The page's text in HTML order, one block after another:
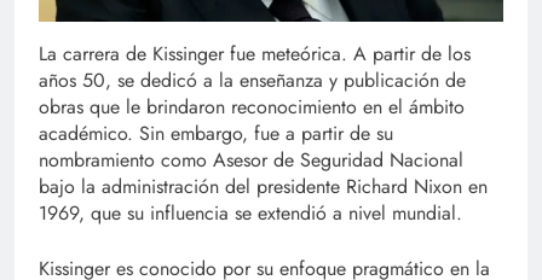
La carrera de Kissinger fue meteórica. A partir de los
años 50, se dedicó a la enseñanza y publicación de
obras que le brindaron reconocimiento en el ámbito
académico. Sin embargo, fue a partir de su
nombramiento como Asesor de Seguridad Nacional
bajo la administración del presidente Richard Nixon en
1969, que su influencia se extendió a nivel mundial.
Kissinger es conocido por su enfoque pragmático en la